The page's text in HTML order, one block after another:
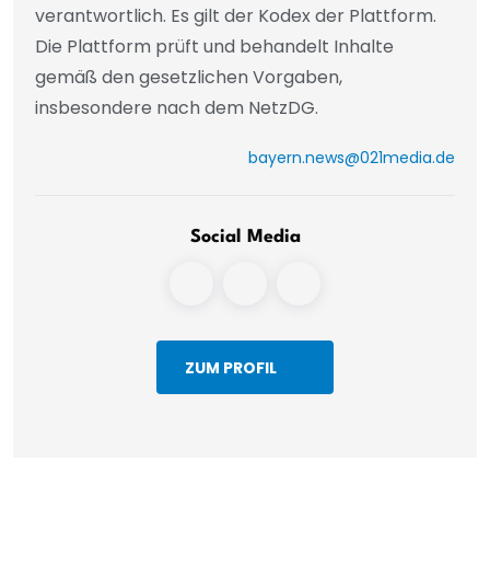
verantwortlich. Es gilt der Kodex der Plattform.
Die Plattform prüft und behandelt Inhalte
gemäß den gesetzlichen Vorgaben,
insbesondere nach dem NetzDG.
bayern.news@021media.de
Social Media
ZUM PROFIL